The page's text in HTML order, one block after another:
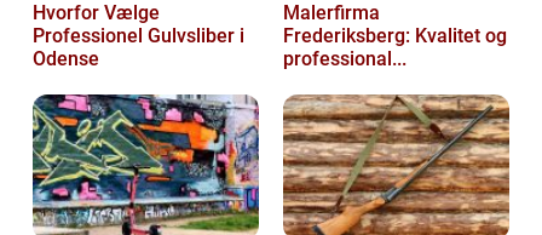
Hvorfor Vælge
Professionel Gulvsliber i
Odense
Malerfirma
Frederiksberg: Kvalitet og
professional...